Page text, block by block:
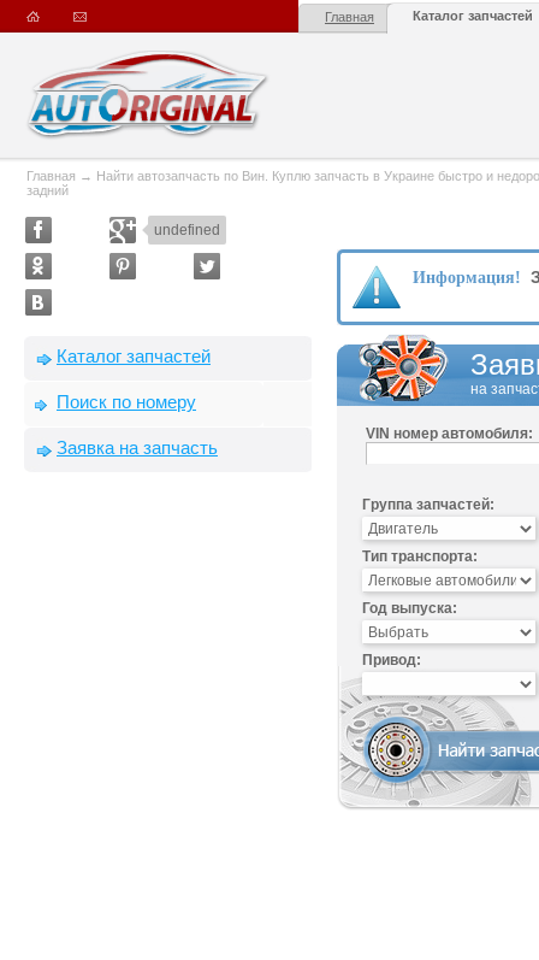
Главная Каталог запчастей
Главная → Найти автозапчасть по Вин. Куплю запчасть в Украине быстро и
задний
undefined
Каталог запчастей
Поиск по номеру
Заявка на запчасть
Информация!
на
VIN номер автомобиля:
Группа запчастей:
Тип транспорта:
Год выпуска:
Привод: